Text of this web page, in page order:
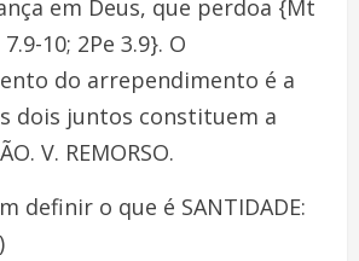
em Deus, que perdoa {Mt
10; 2Pe 3.9}. O
do arrependimento é a
dois juntos constituem a
V. REMORSO.
definir o que é SANTIDADE: